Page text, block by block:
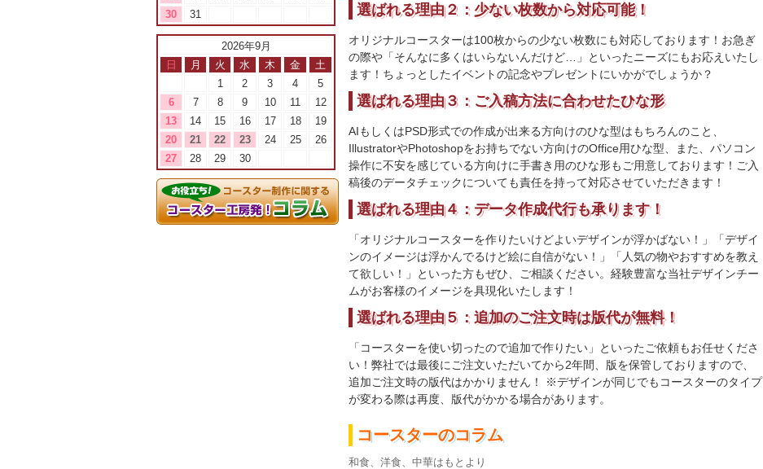
選ばれる理由２：少ない枚数から対応可能！
オリジナルコースターは100枚からの少ない枚数にも対応しております！お急ぎ
の際や「そんなに多くはいらないんだけど…」といったニーズにもお応えいたし
ます！ちょっとしたイベントの記念やプレゼントにいかがでしょうか？
選ばれる理由３：ご入稿方法に合わせたひな形
AIもしくはPSD形式での作成が出来る方向けのひな型はもちろんのこと、
IllustratorやPhotoshopをお持ちでない方向けのOffice用ひな型、また、パソコン
操作に不安を感じている方向けに手書き用のひな形もご用意しております！ご入
稿後のデータチェックについても責任を持って対応させていただきます！
選ばれる理由４：データ作成代行も承ります！
「オリジナルコースターを作りたいけどよいデザインが浮かばない！」「デザイ
ンのイメージは浮かんでるけど絵に自信がない！」「人気の物やおすすめを教え
て欲しい！」といった方もぜひ、ご相談ください。経験豊富な当社デザインチー
ムがお客様のイメージを具現化いたします！
選ばれる理由５：追加のご注文時は版代が無料！
「コースターを使い切ったので追加で作りたい」といったご依頼もお任せくださ
い！弊社では最後にご注文いただいてから2年間、版を保管しておりますので、
追加ご注文時の版代はかかりません！ ※デザインが同じでもコースターのタイプ
が変わる際は再度、版代がかかる場合があります。
コースターのコラム
和食、洋食、中華はもとより
30
31
2026年9月
日
月 火 水 木 金
土
1
2 3 4
5
6
7 8 9 10 11
12
13
14 15 16 17 18
19
20
21 22 23 24 25
26
27
28 29 30